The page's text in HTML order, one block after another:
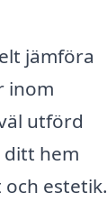
jämföra
inom
utförd
hem
estetik.